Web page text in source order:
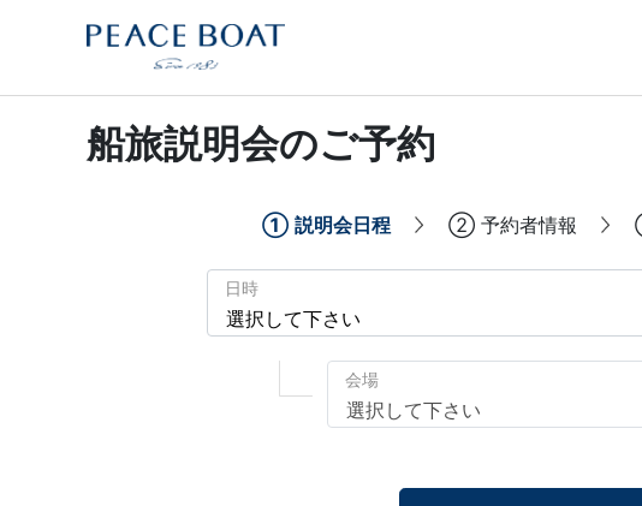
船旅説明会のご予約
① 説明会日程 ② 予約者情報
日時
会場